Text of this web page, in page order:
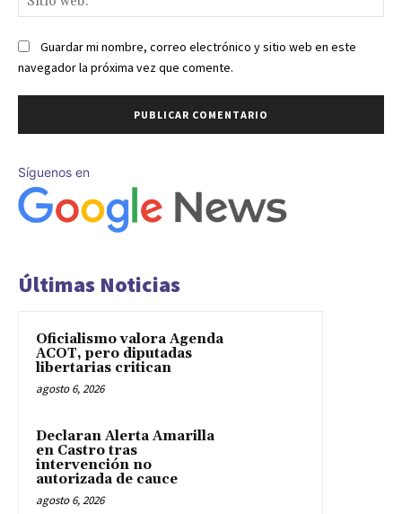
Guardar mi nombre, correo electrónico y sitio web en este
navegador la próxima vez que comente.
Síguenos en
Últimas Noticias
Oficialismo valora Agenda
ACOT, pero diputadas
libertarias critican
agosto 6, 2026
Declaran Alerta Amarilla
en Castro tras
intervención no
autorizada de cauce
agosto 6, 2026